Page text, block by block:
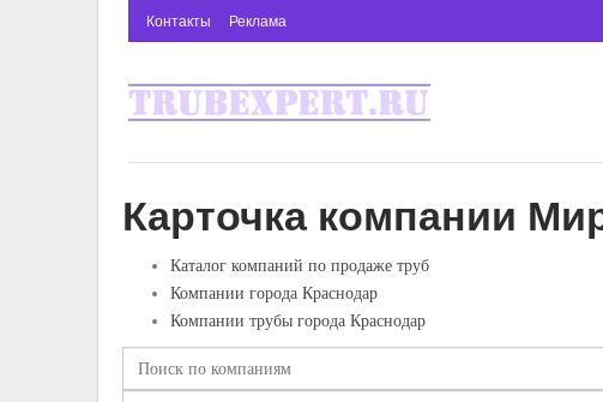
Контакты Реклама
Карточка компании
Каталог компаний по продаже труб
Компании города Краснодар
Компании трубы города Краснодар